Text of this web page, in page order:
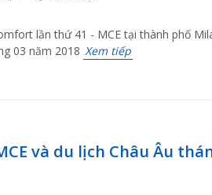
lần thứ 41 - MCE tại thành phố
03 năm 2018 Xem tiếp
và du lịch Châu Âu